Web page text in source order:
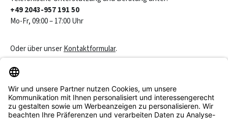
+49 2043-957 191 50
Mo-Fr, 09:00 – 17:00 Uhr
Oder über unserKontaktformular.
Service & Beratung